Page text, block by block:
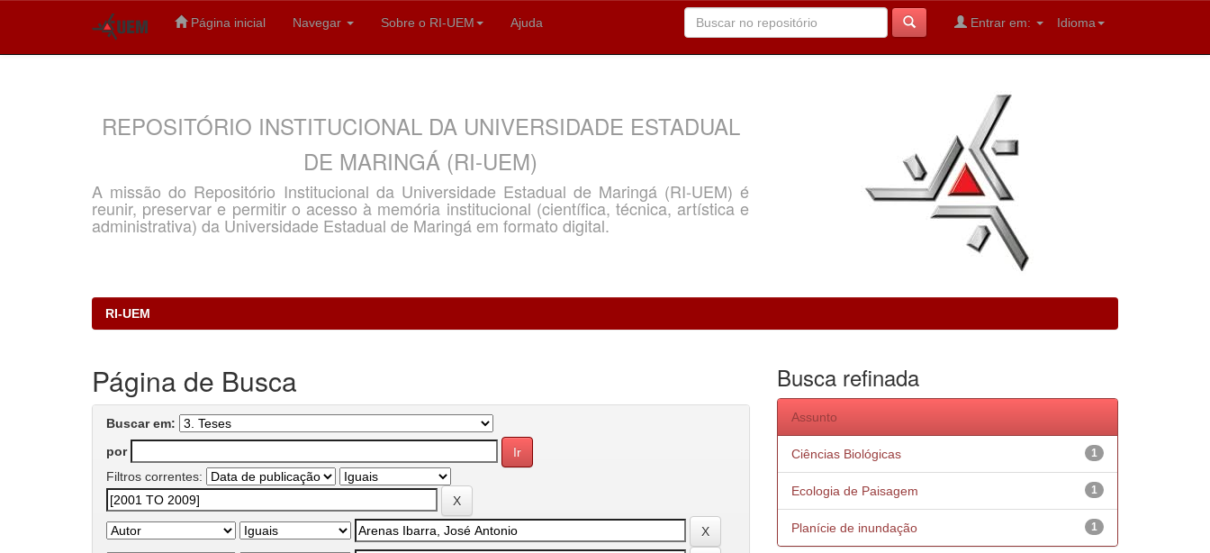
Página inicial Navegar Sobre o RI-UEM Ajuda Idioma
Entrar em:
REPOSITÓRIO INSTITUCIONAL DA UNIVERSIDADE ESTADUAL
DE MARINGÁ (RI-UEM)
A missão do Repositório Institucional da Universidade Estadual de Maringá (RI-UEM) é
reunir, preservar e permitir o acesso à memória institucional (científica, técnica, artística e
administrativa) da Universidade Estadual de Maringá em formato digital.
RI-UEM
Página de Busca
Buscar em:
por
Filtros correntes:
Busca refinada
Assunto
1
Ciências Biológicas
1
Ecologia de Paisagem
1
Planície de inundação